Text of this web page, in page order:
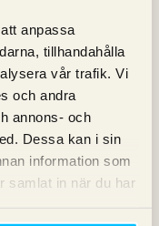
anpassa
tillhandahålla
vår trafik. Vi
och andra
annons- och
Dessa kan i sin
information som
samlat in när du har